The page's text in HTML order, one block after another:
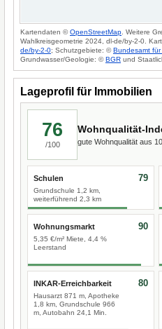
Kartendaten ©OpenStreetMap . Weitere
Wahlkreisgeometrie 2024, dl-de/by-2-0.
de/by-2-0; Schutzgebiete: ©Bundesamt für
Grundwasser/Geologie: ©BGR und
Lageprofil für Immobilien
76
/100
Wohnqualität-
gute Wohnqualität aus
Schulen
Grundschule 1,2 km,
weiterführend 2,3 km
79
Wohnungsmarkt
5,35 €/m² Miete, 4,4 %
Leerstand
90
INKAR-Erreichbarkeit
Hausarzt 871 m, Apotheke
1,8 km, Grundschule 966
m, Autobahn 24,1 Min.
80